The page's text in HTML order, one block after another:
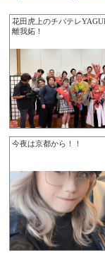
花田虎上のチバテレ
離我妬‬！
今夜は京都から！！